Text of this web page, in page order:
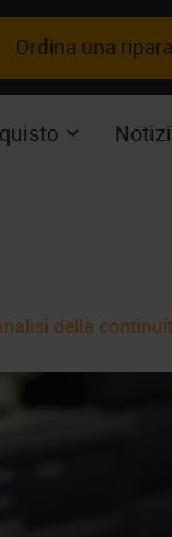
Ordina una
Expand
della